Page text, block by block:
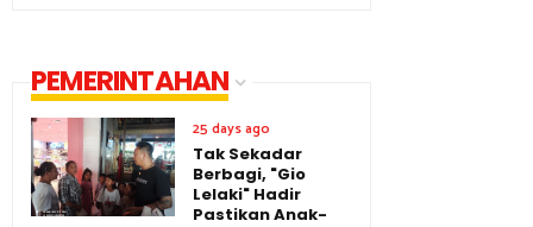
PEMERINTAHAN
25 days ago
Tak Sekadar
Berbagi, "Gio
Lelaki" Hadir
Pastikan Anak-